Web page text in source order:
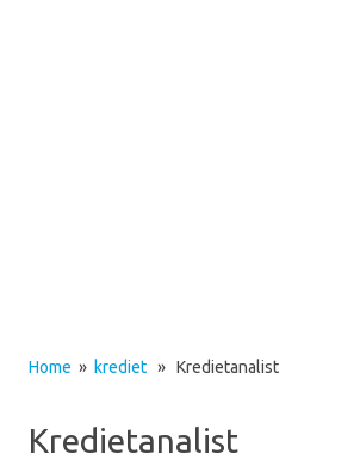
Home » krediet » Kredietanalist
Kredietanalist